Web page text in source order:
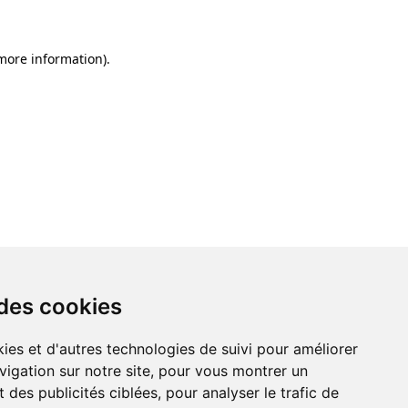
cookies
et d'autres technologies de suivi pour améliorer
sur notre site, pour vous montrer un
des publicités ciblées, pour analyser le trafic de
information).